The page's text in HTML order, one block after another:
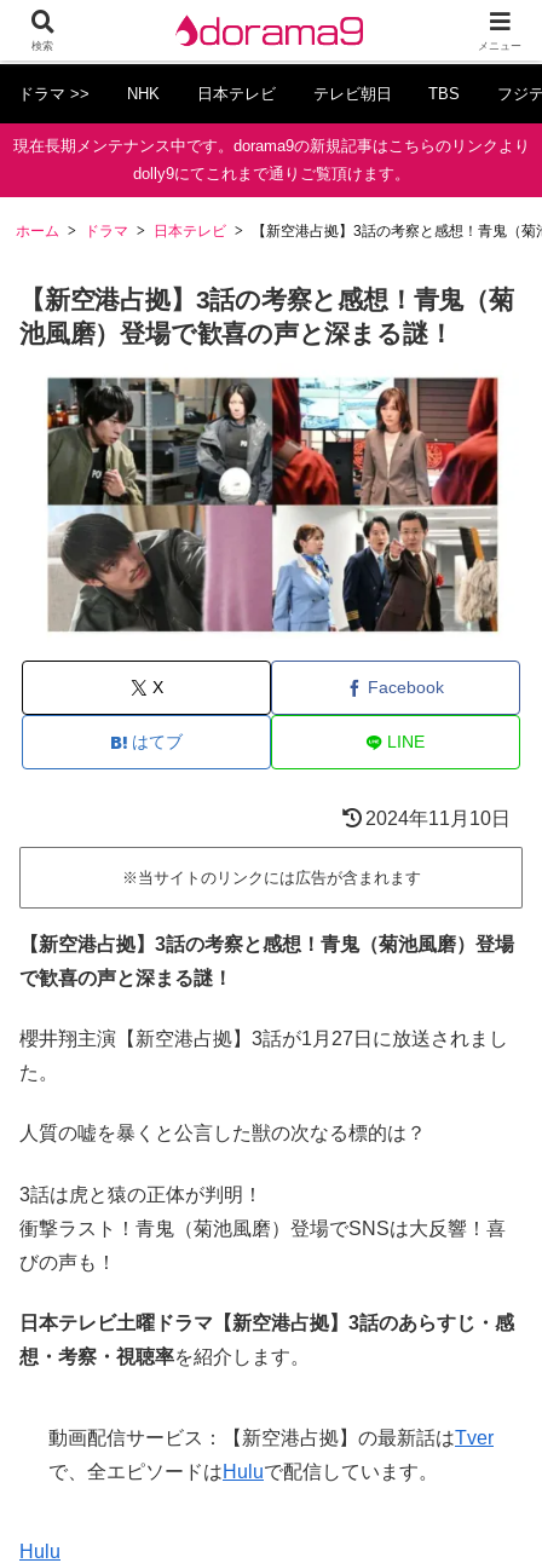
ドラマ >> NHK 日本テレビ テレビ朝日 TBS フジ
現在長期メンテナンス中です。dorama9の新規記事はこちらのリンクより
dolly9にてこれまで通りご覧頂けます。
ホーム ドラマ 日本テレビ 【新空港占拠】3話の考察と感想！青鬼（
【新空港占拠】3話の考察と感想！青鬼（菊
池風磨）登場で歓喜の声と深まる謎！
X Facebook
はてブ LINE
2024年11月10日
※当サイトのリンクには広告が含まれます
【新空港占拠】3話の考察と感想！青鬼（菊池風磨）登場
で歓喜の声と深まる謎！
櫻井翔主演【新空港占拠】3話が1月27日に放送されまし
た。
人質の嘘を暴くと公言した獣の次なる標的は？
3話は虎と猿の正体が判明！
衝撃ラスト！青鬼（菊池風磨）登場でSNSは大反響！喜
びの声も！
日本テレビ土曜ドラマ【新空港占拠】3話のあらすじ・感
想・考察・視聴率を紹介します。
動画配信サービス：【新空港占拠】の最新話はTver
で、全エピソードはHuluで配信しています。
Hulu
検索 メニュー